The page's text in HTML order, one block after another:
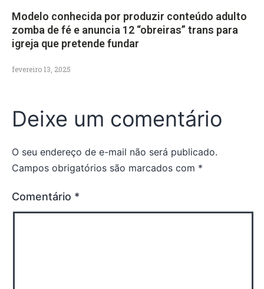
Modelo conhecida por produzir conteúdo adulto
zomba de fé e anuncia 12 “obreiras” trans para
igreja que pretende fundar
fevereiro 13, 2025
Deixe um comentário
O seu endereço de e-mail não será publicado.
Campos obrigatórios são marcados com *
Comentário *